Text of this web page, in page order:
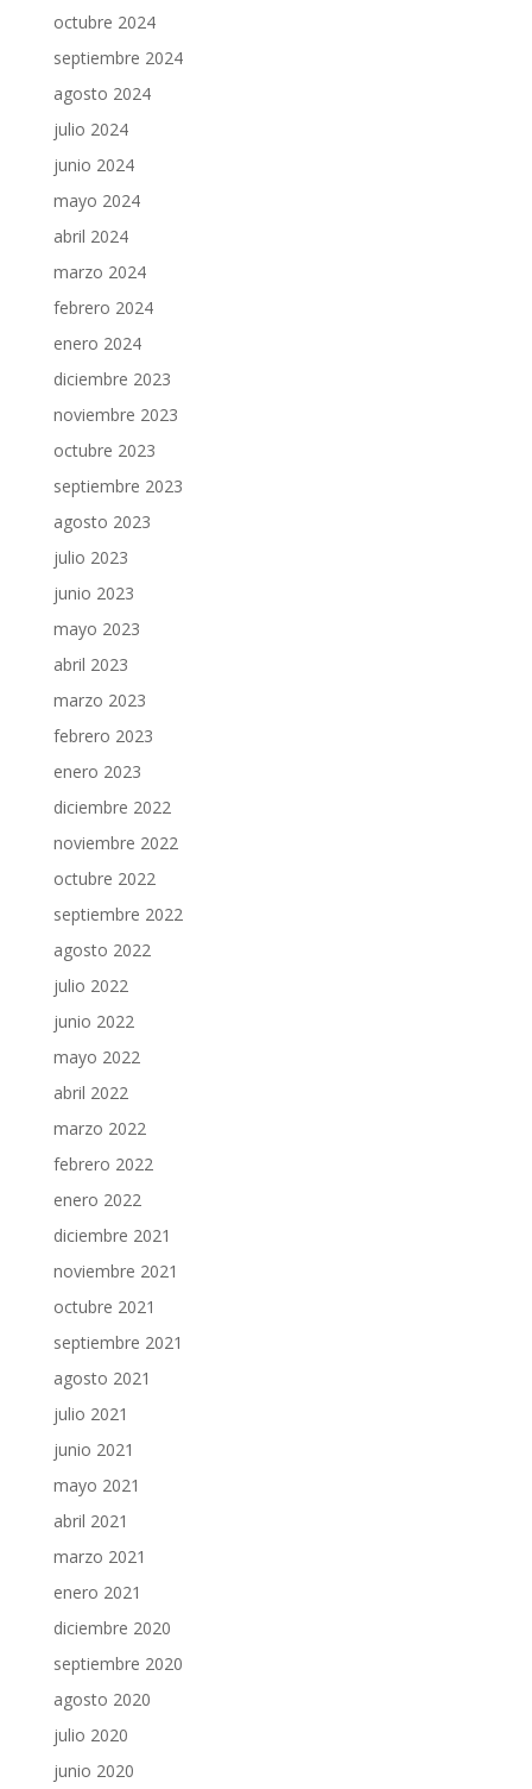
octubre 2024
septiembre 2024
agosto 2024
julio 2024
junio 2024
mayo 2024
abril 2024
marzo 2024
febrero 2024
enero 2024
diciembre 2023
noviembre 2023
octubre 2023
septiembre 2023
agosto 2023
julio 2023
junio 2023
mayo 2023
abril 2023
marzo 2023
febrero 2023
enero 2023
diciembre 2022
noviembre 2022
octubre 2022
septiembre 2022
agosto 2022
julio 2022
junio 2022
mayo 2022
abril 2022
marzo 2022
febrero 2022
enero 2022
diciembre 2021
noviembre 2021
octubre 2021
septiembre 2021
agosto 2021
julio 2021
junio 2021
mayo 2021
abril 2021
marzo 2021
enero 2021
diciembre 2020
septiembre 2020
agosto 2020
julio 2020
junio 2020